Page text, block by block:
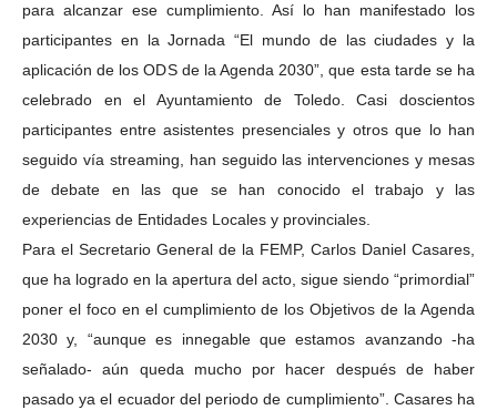
para alcanzar ese cumplimiento. Así lo han manifestado los
participantes en la Jornada “El mundo de las ciudades y la
aplicación de los ODS de la Agenda 2030”, que esta tarde se ha
celebrado en el Ayuntamiento de Toledo. Casi doscientos
participantes entre asistentes presenciales y otros que lo han
seguido vía streaming, han seguido las intervenciones y mesas
de debate en las que se han conocido el trabajo y las
experiencias de Entidades Locales y provinciales.
Para el Secretario General de la FEMP, Carlos Daniel Casares,
que ha logrado en la apertura del acto, sigue siendo “primordial”
poner el foco en el cumplimiento de los Objetivos de la Agenda
2030 y, “aunque es innegable que estamos avanzando -ha
señalado- aún queda mucho por hacer después de haber
pasado ya el ecuador del periodo de cumplimiento”. Casares ha